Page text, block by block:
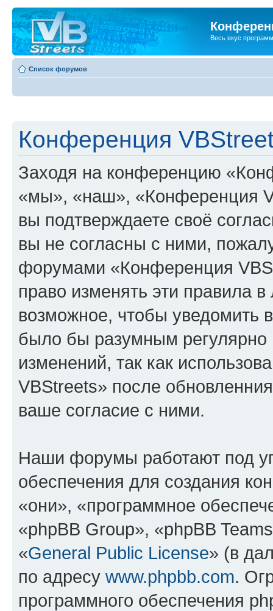
Весь вкус
Список форумов
Конференция
Заходя на конференцию
«мы», «наш», «Конференция
вы подтверждаете своё
вы не согласны с ними,
форумами «Конференция
право изменять эти правила
возможное, чтобы уведомить
было бы разумным регулярно
изменений, так как
VBStreets» после
ваше согласие с ними.
Наши форумы работают под
обеспечения для создания
«они», «программное
«phpBB Group», «phpBB
«General Public License» (в
по адресу www.phpbb.com.
программного обеспечения